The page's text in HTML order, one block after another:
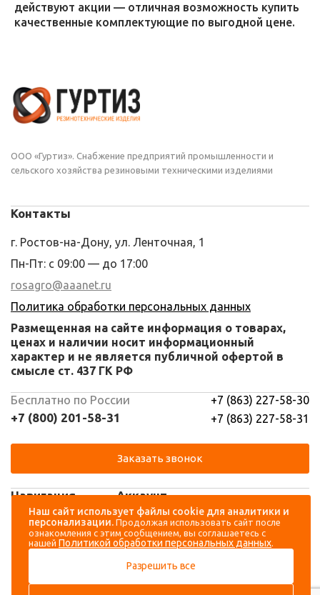
действуют акции — отличная возможность купить
качественные комплектующие по выгодной цене.
ООО «Гуртиз». Снабжение предприятий промышленности и
сельского хозяйства резиновыми техническими изделиями
Навигация
Каталог
О компании
Доставка и оплата
Аккаунт
Вход
Регистрация
Контакты
г. Ростов-на-Дону, ул. Ленточная, 1
Пн-Пт: с 09:00 — до 17:00
rosagro@aaanet.ru
Политика обработки персональных данных
Размещенная на сайте информация о товарах,
ценах и наличии носит информационный
характер и не является публичной офертой в
смысле ст. 437 ГК РФ
Бесплатно по России
+7 (800) 201-58-31
+7 (863) 227-58-30
+7 (863) 227-58-31
Заказать звонок
Наш сайт использует файлы cookie для аналитики и
персонализации. Продолжая использовать сайт после
ознакомления с этим сообщением, вы соглашаетесь с
нашей Политикой обработки персональных данных.
Разрешить все